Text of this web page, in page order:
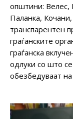
општини: Велес,
Паланка,
транспарентен
граѓанските
граѓанска
одлуки со што
обезбедуваат